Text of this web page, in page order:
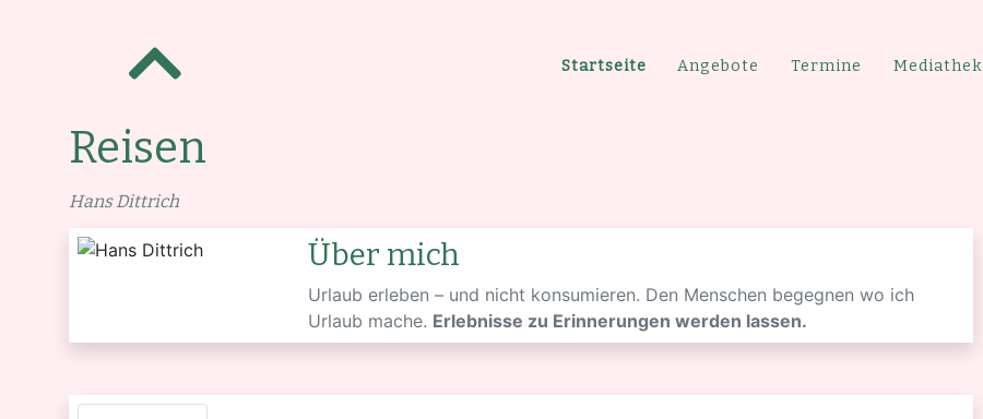
Startseite Angebote Termine Mediathek
Reisen
Hans Dittrich
Über mich
Urlaub erleben – und nicht konsumieren. Den Menschen begegnen wo ich
Urlaub mache. Erlebnisse zu Erinnerungen werden lassen.